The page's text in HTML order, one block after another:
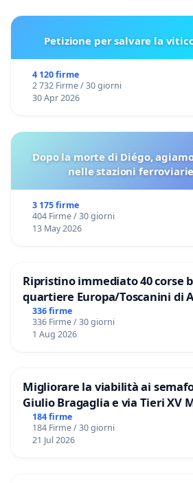
Petizione per salvare la
4 120 firme
2 732 Firme / 30 giorni
30 Apr 2026
Dopo la morte di Diégo,
nelle stazioni
3 175 firme
404 Firme / 30 giorni
13 May 2026
Ripristino immediato 40 corse
quartiere Europa/Toscanini di
336 firme
336 Firme / 30 giorni
1 Aug 2026
Migliorare la viabilità ai
Giulio Bragaglia e via Tieri XV
ROMA
184 firme
184 Firme / 30 giorni
21 Jul 2026